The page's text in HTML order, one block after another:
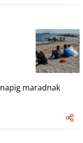
maradnak